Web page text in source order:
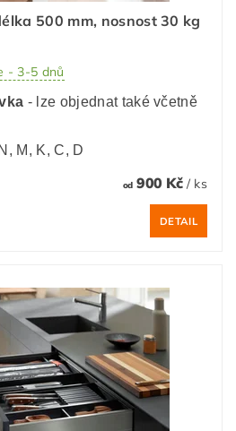
500 mm, nosnost 30 kg
- 3-5 dnů
- lze objednat také včetně
M, K, C, D
od900 Kč / ks
DETAIL